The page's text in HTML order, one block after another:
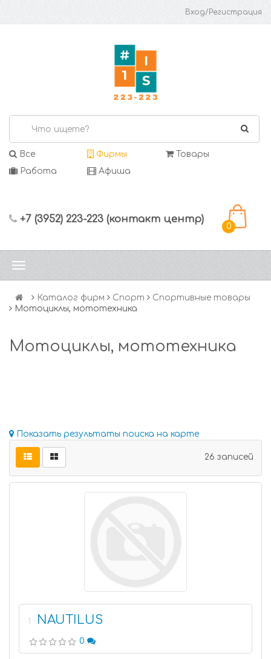
Вход/Регистрация
Все Фирмы
Товары
Работа
Афиша
+7 (3952) 223-223 (контакт центр)
0
Каталог фирм Спорт
Спортивные товары
Мотоциклы, мототехника
Мотоциклы, мототехника
Показать результаты поиска на карте
26 записей
1 NAUTILUS
0